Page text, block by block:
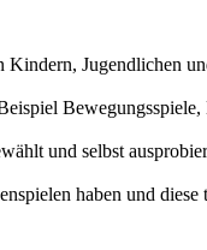
und selbst
haben und diese